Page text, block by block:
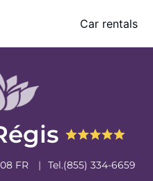
Car rentals
FR Tel.(855) 334-6659